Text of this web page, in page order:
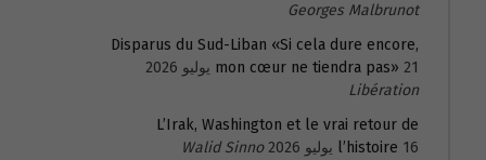
Georges Malbrunot
Disparus du Sud-Liban «Si cela dure encore,
mon cœur ne tiendra pas» 21 يوليو 2026
Libération
L’Irak, Washington et le vrai retour de
l’histoire 16 يوليو 2026
Walid Sinno